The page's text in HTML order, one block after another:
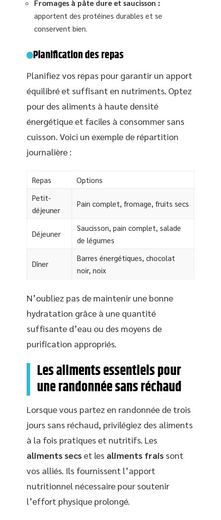
Fromages à pâte dure et saucisson :
apportent des protéines durables et se
conservent bien.
Planification des repas
Planifiez vos repas pour garantir un apport
équilibré et suffisant en nutriments. Optez
pour des aliments à haute densité
énergétique et faciles à consommer sans
cuisson. Voici un exemple de répartition
journalière :
Repas
Options
Petit-
déjeuner
Pain complet, fromage, fruits secs
Déjeuner
Saucisson, pain complet, salade
de légumes
Dîner
Barres énergétiques, chocolat
noir, noix
N’oubliez pas de maintenir une bonne
hydratation grâce à une quantité
suffisante d’eau ou des moyens de
purification appropriés.
Les aliments essentiels pour
une randonnée sans réchaud
Lorsque vous partez en randonnée de trois
jours sans réchaud, privilégiez des aliments
à la fois pratiques et nutritifs. Les
aliments secset les aliments frais sont
vos alliés. Ils fournissent l’apport
nutritionnel nécessaire pour soutenir
l’effort physique prolongé.